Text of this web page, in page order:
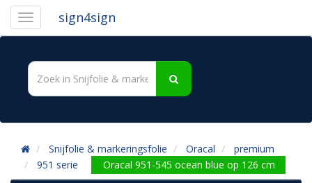
sign4sign
Snijfolie & markeringsfolie Oracal
premium
951 serie
Oracal 951-545 ocean blue op 126 cm